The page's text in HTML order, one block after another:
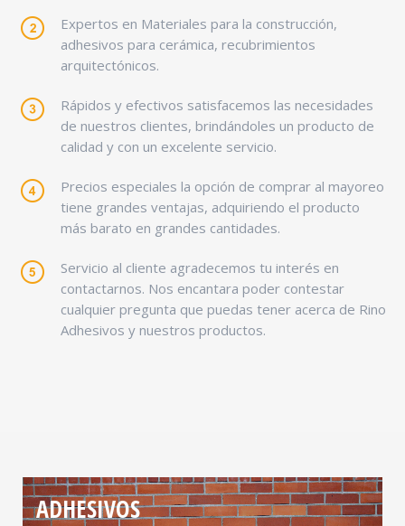
Expertos en Materiales para la construcción,
adhesivos para cerámica, recubrimientos
arquitectónicos.
Rápidos y efectivos satisfacemos las necesidades
de nuestros clientes, brindándoles un producto de
calidad y con un excelente servicio.
Precios especiales la opción de comprar al mayoreo
tiene grandes ventajas, adquiriendo el producto
más barato en grandes cantidades.
Servicio al cliente agradecemos tu interés en
contactarnos. Nos encantara poder contestar
cualquier pregunta que puedas tener acerca de Rino
Adhesivos y nuestros productos.
ADHESIVOS